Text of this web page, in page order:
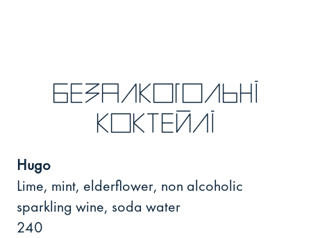
БЕЗАЛКОГОЛЬНІ
КОКТЕЙЛІ
Hugo
Lime, mint, elderflower, non alcoholic
sparkling wine, soda water
240